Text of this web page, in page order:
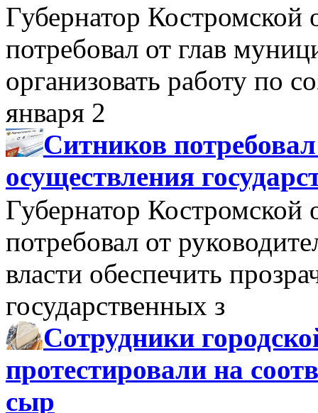
Губернатор Костромской
потребовал от глав
организовать работу по
января 2
Ситников
осуществления
Губернатор Костромской
потребовал от
власти обеспечить
государственных з
Сотрудники
протестировали на
сыр